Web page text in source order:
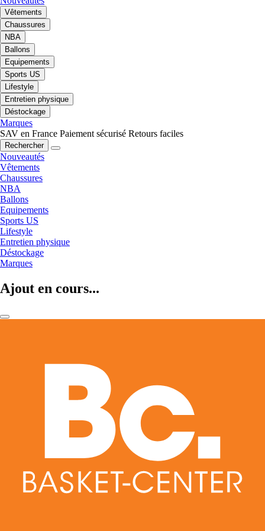
Vêtements
Chaussures
NBA
Ballons
Equipements
Sports US
Lifestyle
Entretien physique
Déstockage
Marques
SAV en France Paiement sécurisé Retours faciles
Rechercher
Nouveautés
Vêtements
Chaussures
NBA
Ballons
Equipements
Sports US
Lifestyle
Entretien physique
Déstockage
Marques
Ajout en cours...